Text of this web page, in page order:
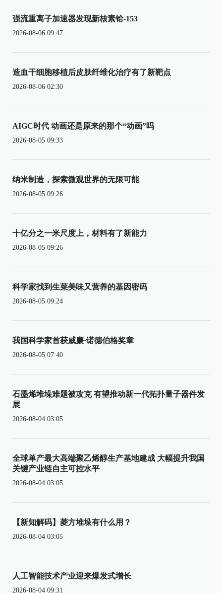
强流重离子加速器发现新核素铪-153
2026-08-06 09:47
造血干细胞移植后皮肤纤维化治疗有了新靶点
2026-08-06 02:30
AIGC时代 动画还是原来的那个“动画”吗
2026-08-05 09:33
纳米制造，探索微观世界的无限可能
2026-08-05 09:26
十亿分之一米尺度上，材料有了新能力
2026-08-05 09:26
科学家找到生菜美味又营养的基因密码
2026-08-05 09:24
我国科学家首获威廉·诺德伯格奖章
2026-08-05 07:40
石墨烯堆垛难题被攻克 有望推动新一代拓扑量子器件发
展
2026-08-04 03:05
全球单产最大高端聚乙烯醇生产基地建成 大幅提升我国
关键产业链自主可控水平
2026-08-04 03:05
【新知解码】菱方堆垛有什么用？
2026-08-04 03:05
人工智能技术产业迎来爆发式增长
2026-08-04 09:31